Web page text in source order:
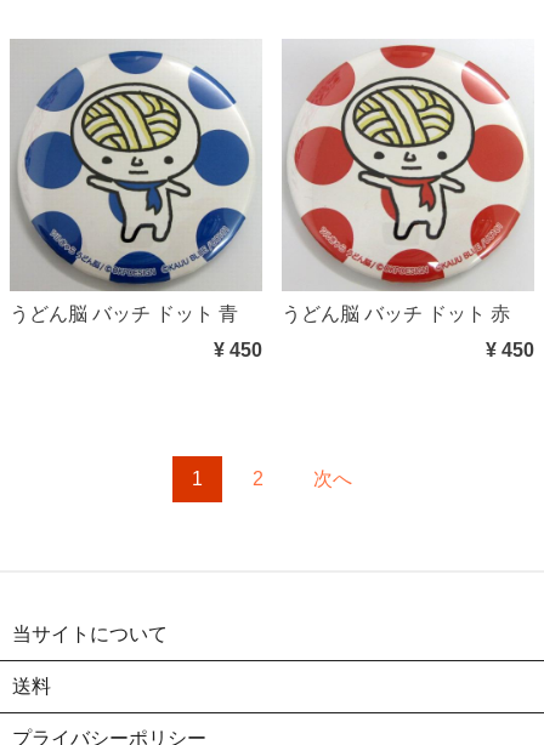
うどん脳 バッチ ドット 青
¥ 450
うどん脳 バッチ ドット 赤
¥ 450
1 2 次へ
当サイトについて
送料
プライバシーポリシー